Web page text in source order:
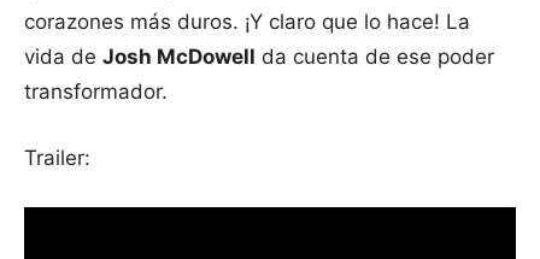
corazones más duros. ¡Y claro que lo hace! La
vida de Josh McDowell da cuenta de ese poder
transformador.
Trailer: